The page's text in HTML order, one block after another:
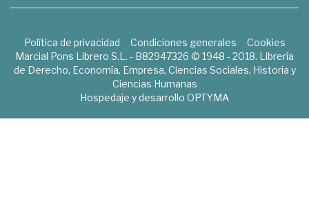
Política de privacidad Condiciones generales
Cookies
Marcial Pons Librero S.L. - B82947326 © 1948 - 2018. Librería
de Derecho, Economía, Empresa, Ciencias Sociales, Historia y
Ciencias Humanas
Hospedaje y desarrollo OPTYMA